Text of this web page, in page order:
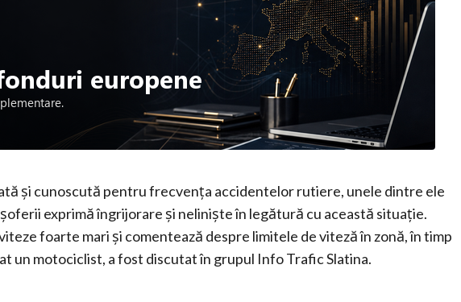
și cunoscută pentru frecvența accidentelor rutiere, unele dintre ele
exprimă îngrijorare și neliniște în legătură cu această situație.
foarte mari și comentează despre limitele de viteză în zonă, în timp
un motociclist, a fost discutat în grupul Info Trafic Slatina.